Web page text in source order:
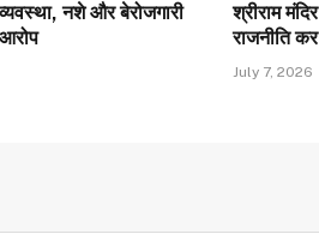
नशे और बेरोजगारी
श्रीराम
राजनीति
July 7, 2026